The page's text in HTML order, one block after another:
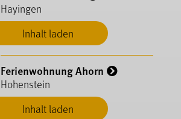
Inhalt laden
Hayingen
Inhalt laden
Ferienwohnung Ahorn
Hohenstein